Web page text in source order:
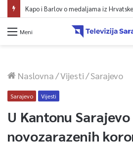
Meni
Naslovna/Vijesti/Sarajevo
Sarajevo Vijesti
U Kantonu
novozarazenih